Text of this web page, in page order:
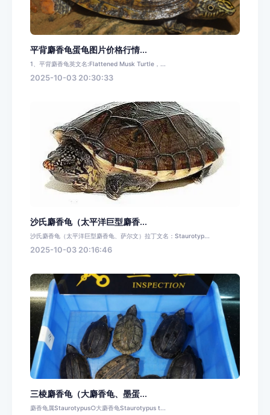
平背麝香龟蛋龟图片价格行情...
1、平背麝香龟英文名:Flattened Musk Turtle，...
2025-10-03 20:30:33
沙氏麝香龟（太平洋巨型麝香...
沙氏麝香龟（太平洋巨型麝香龟、萨尔文）拉丁文名：Staurotyp...
2025-10-03 20:16:46
三棱麝香龟（大麝香龟、墨蛋...
麝香龟属Staurotypus○大麝香龟Staurotypus t...